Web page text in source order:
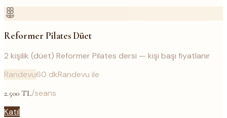
Reformer Pilates Düet
2 kişilik (düet) Reformer Pilates dersi — kişi başı fiyatlanır
Randevu60 dkRandevu ile
2.500 TL/seans
Katıl